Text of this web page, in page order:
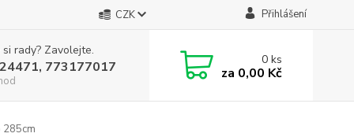
CZK Přihlášení
rady? Zavolejte.
773177017 0ks
za 0,00 Kč
285cm